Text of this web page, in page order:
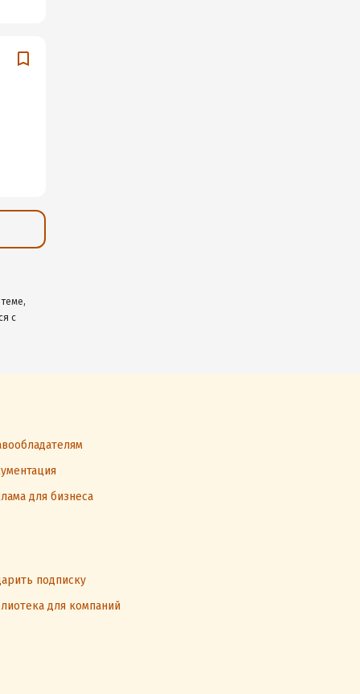
с
для бизнеса
подписку
для компаний